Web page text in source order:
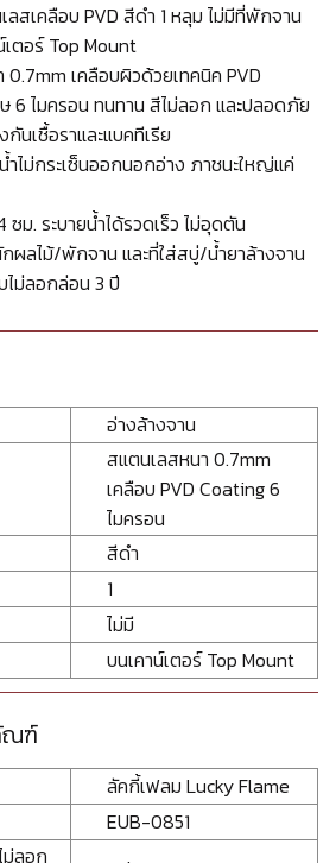
ลสเคลือบ PVD สีดำ 1 หลุม ไม่มีที่พักจาน
ตอร์ Top Mount
เคลือบผิวด้วยเทคนิค PVD
6 ไมครอน ทนทาน สีไม่ลอก และปลอดภัย
นเชื้อราและแบคทีเรีย
ไม่กระเซ็นออกนอกอ่าง ภาชนะใหญ่แค่
ซม. ระบายน้ำได้รวดเร็ว ไม่อุดตัน
ผลไม้/พักจาน และที่ใส่สบู่/น้ำยาล้างจาน
ไม่ลอกล่อน 3 ปี
อ่างล้างจาน
สแตนเลสหนา 0.7mm
เคลือบ PVD Coating 6
ไมครอน
สีดำ
1
ไม่มี
บนเคาน์เตอร์ Top Mount
ณฑ์
ลัคกี้เฟลม Lucky Flame
EUB-0851
ม่ลอก